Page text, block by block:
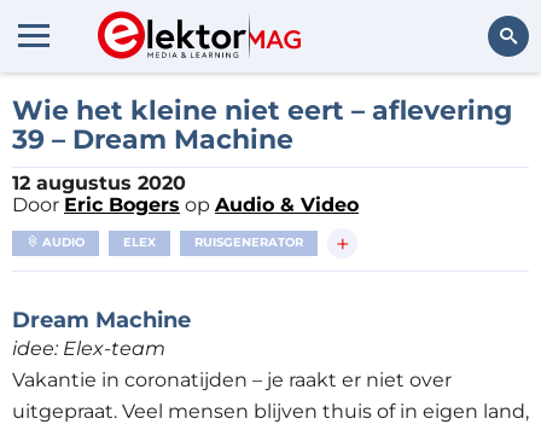
Zoeken
Wie het kleine niet eert – aflevering
39 – Dream Machine
12 augustus 2020
Door Eric Bogers op Audio & Video
AUDIO ELEX RUISGENERATOR +
Dream Machine
idee: Elex-team
Vakantie in coronatijden – je raakt er niet over
uitgepraat. Veel mensen blijven thuis of in eigen land,